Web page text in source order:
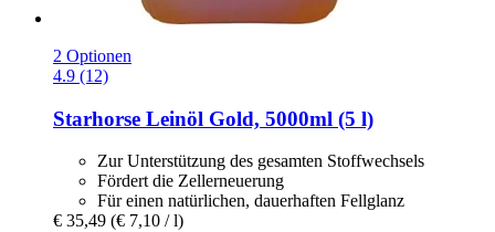
2 Optionen
4.9 (12)
Starhorse Leinöl Gold, 5000ml (5 l)
Zur Unterstützung des gesamten Stoffwechsels
Fördert die Zellerneuerung
Für einen natürlichen, dauerhaften Fellglanz
€ 35,49 (€ 7,10 / l)